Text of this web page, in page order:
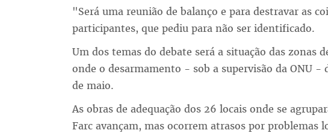
"Será uma reunião de balanço e para destravar as
participantes, que pediu para não ser identificado.
Um dos temas do debate será a situação das zonas
onde o desarmamento - sob a supervisão da ONU
de maio.
As obras de adequação dos 26 locais onde se
Farc avançam, mas ocorrem atrasos por problemas